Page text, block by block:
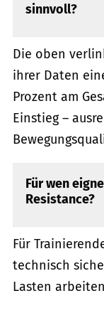
sinnvoll?
Die oben
ihrer Daten
Prozent am
Einstieg –
Für wen
Resistance?
Für
technisch
Lasten